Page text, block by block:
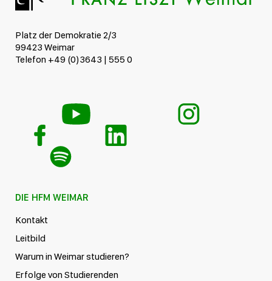
Platz der Demokratie 2/3
99423 Weimar
Telefon +49 (0)3643 | 555 0
DIE HFM WEIMAR
Kontakt
Leitbild
Warum in Weimar studieren?
Erfolge von Studierenden